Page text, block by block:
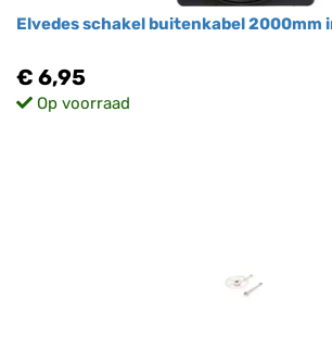
Elvedes schakel buitenkabel 2000mm
€ 6,95
Op voorraad